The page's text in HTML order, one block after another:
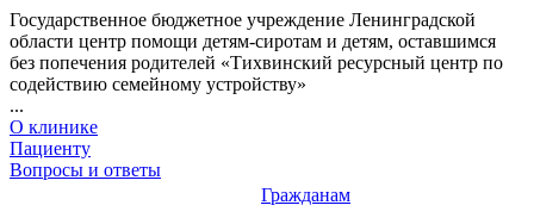
Государственное бюджетное учреждение Ленинградской
области центр помощи детям-сиротам и детям, оставшимся
без попечения родителей «Тихвинский ресурсный центр по
содействию семейному устройству»
...
О клинике
Пациенту
Вопросы и ответы
Гражданам